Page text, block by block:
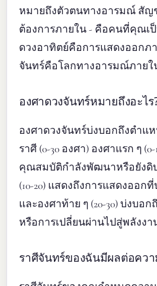
หมายถึงตัวตนทางอารมณ์ สั
ต้องการภายใน - คือคนที่คุณเ
ดวงอาทิตย์คือการแสดงออกภ
จันทร์คือโลกทางอารมณ์ภาย
องศาดวงจันทร์หมายถึงอะไร
องศาดวงจันทร์บ่งบอกถึงตำแ
ราศี (0-30 องศา) องศาแรก ๆ
คุณสมบัติกำลังพัฒนาหรือยังดิ
(10-20) แสดงถึงการแสดงออ
และองศาท้าย ๆ (20-30) บ่งบอ
หรือการเปลี่ยนผ่านไปสู่พลังง
ราศีจันทร์ของฉันมีผลต่อคว